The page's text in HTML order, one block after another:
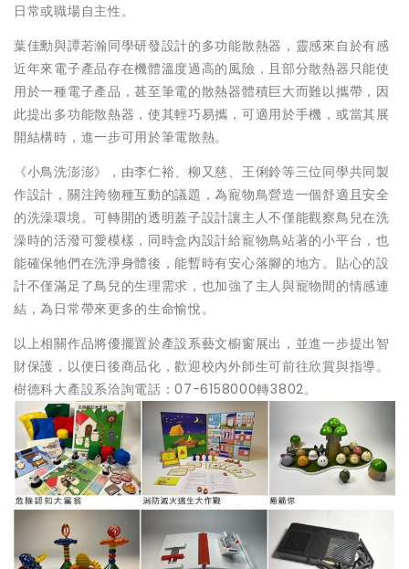
日常或職場自主性。
葉佳勳與譚若瀚同學研發設計的多功能散熱器，靈感來自於有感
近年來電子產品存在機體溫度過高的風險，且部分散熱器只能使
用於一種電子產品，甚至筆電的散熱器體積巨大而難以攜帶，因
此提出多功能散熱器，使其輕巧易攜，可適用於手機，或當其展
開結構時，進一步可用於筆電散熱。
《小鳥洗澎澎》，由李仁裕、柳又慈、王俐鈴等三位同學共同製
作設計，關注跨物種互動的議題，為寵物鳥營造一個舒適且安全
的洗澡環境。可轉開的透明蓋子設計讓主人不僅能觀察鳥兒在洗
澡時的活潑可愛模樣，同時盒內設計給寵物鳥站著的小平台，也
能確保牠們在洗淨身體後，能暫時有安心落腳的地方。貼心的設
計不僅滿足了鳥兒的生理需求，也加強了主人與寵物間的情感連
結，為日常帶來更多的生命愉悅。
以上相關作品將優擺置於產設系藝文櫥窗展出，並進一步提出智
財保護，以便日後商品化，歡迎校內外師生可前往欣賞與指導。
樹德科大產設系洽詢電話：07-6158000轉3802。